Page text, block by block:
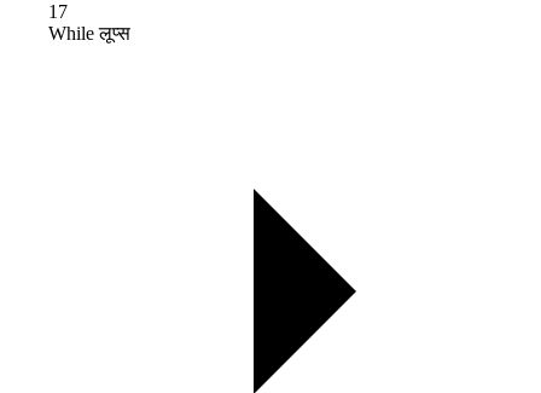
17
While लूप्स